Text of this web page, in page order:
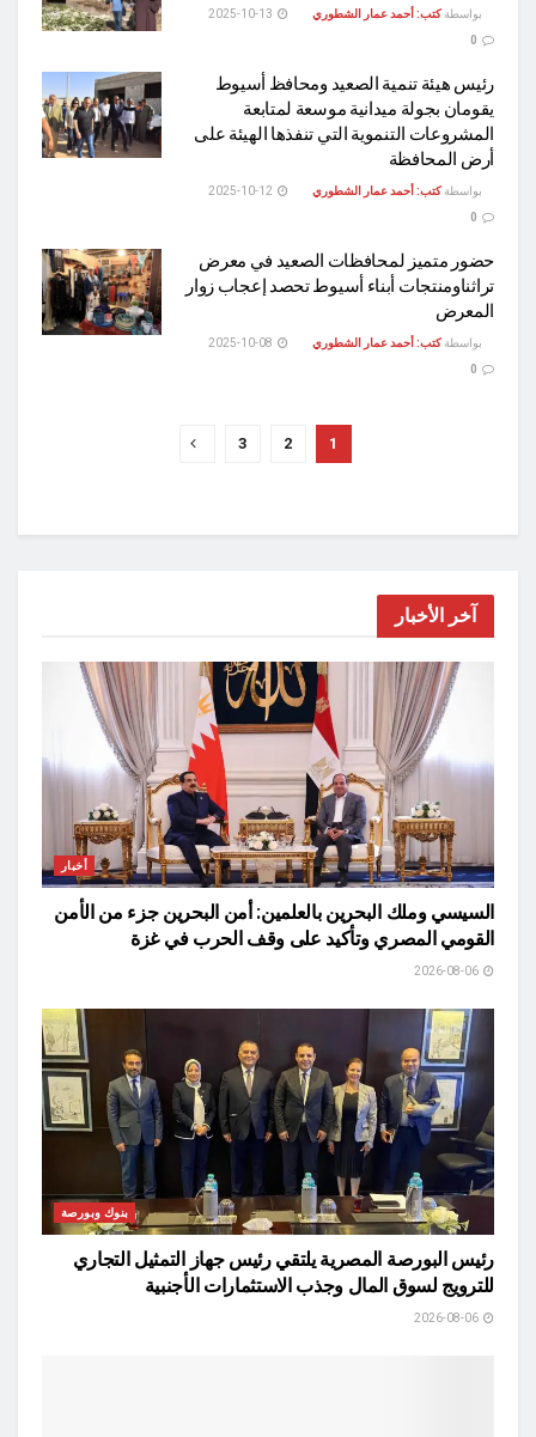
بواسطة كتب: أحمد عمار الشطوري
رئيس هيئة تنمية الصعيد ومحافظ أسيوط
يقومان بجولة ميدانية موسعة لمتابعة
المشروعات التنموية التي تنفذها الهيئة على
أرض المحافظة
بواسطة كتب: أحمد عمار الشطوري
حضور متميز لمحافظات الصعيد في معرض
تراثناومنتجات أبناء أسيوط تحصد إعجاب زوار
المعرض
بواسطة كتب: أحمد عمار الشطوري
1
2
3
آخر الأخبار
أخبار
السيسي وملك البحرين بالعلمين: أمن البحرين جزء من الأمن
القومي المصري وتأكيد على وقف الحرب في غزة
بنوك وبورصة
رئيس البورصة المصرية يلتقي رئيس جهاز التمثيل التجاري
للترويج لسوق المال وجذب الاستثمارات الأجنبية